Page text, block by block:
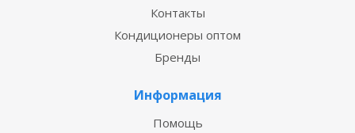
Контакты
Кондиционеры оптом
Бренды
Информация
Помощь